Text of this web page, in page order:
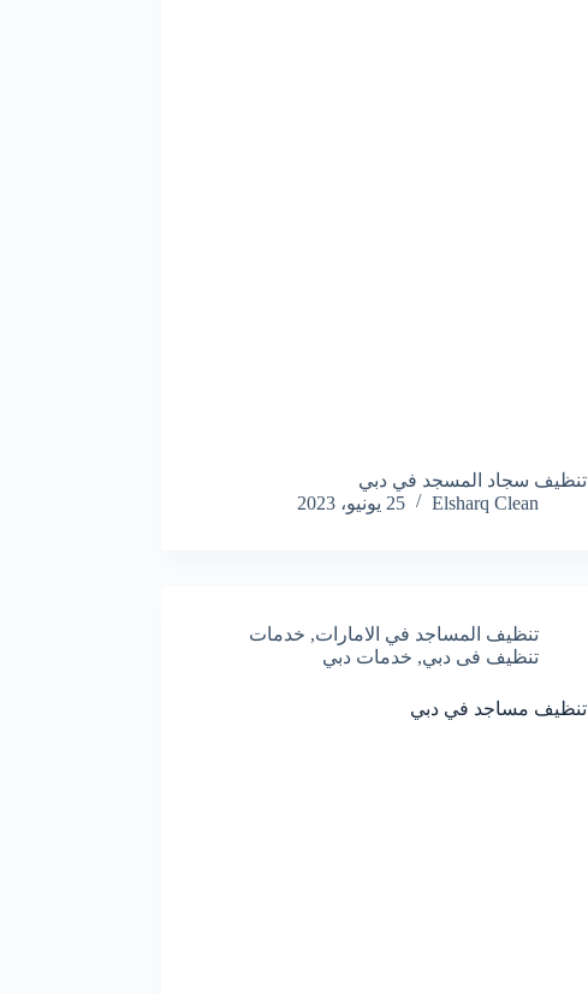
تنظيف سجاد المسجد في دبي
Elsharq Clean
25 يونيو، 2023
تنظيف المساجد في الامارات, خدمات
تنظيف فى دبي, خدمات دبي
تنظيف مساجد في دبي